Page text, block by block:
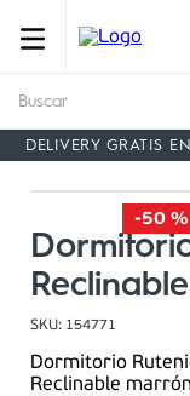
DELIVERY GRATIS
-50 %
Reclinable
SKU: 154771
Dormitorio
Reclinable